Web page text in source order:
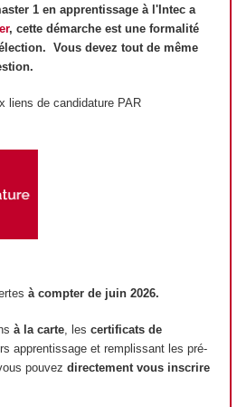
1 en apprentissage à l'Intec a
, cette démarche est une formalité
Vous devez tout de même
liens de candidature PAR
à compter de juin 2026.
à la carte, les certificats de
apprentissage et remplissant les pré-
pouvez directement vous inscrire